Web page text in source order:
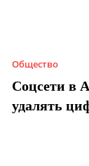
Общество
Соцсети в
удалять